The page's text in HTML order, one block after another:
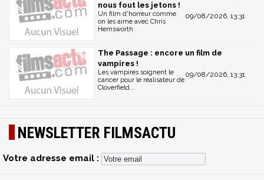
nous fout les jetons !
09/08/2026, 13:31
Un film d'horreur comme
on les aime avec Chris
Hemsworth
The Passage : encore un film de
vampires !
09/08/2026, 13:31
Les vampires soignent le
cancer pour le réalisateur de
Cloverfield...
NEWSLETTER FILMSACTU
Votre adresse email :